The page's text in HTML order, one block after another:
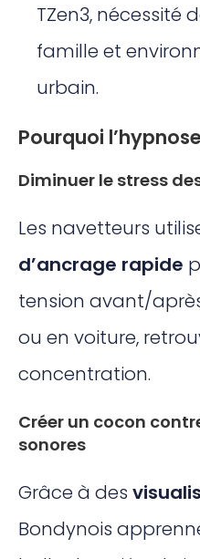
TZen3, nécessité
famille et
urbain.
Pourquoi
Diminuer le stress
Les navetteurs
d’ancrage rapide
tension avant/après
ou en voiture,
concentration.
Créer un cocon
sonores
Grâce à des
Bondynois